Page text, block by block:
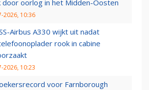
door oorlog in het Midden-Oosten
2026, 10:36
Airbus A330 wijkt uit nadat
rook in cabine
2026, 10:23
voor Farnborough